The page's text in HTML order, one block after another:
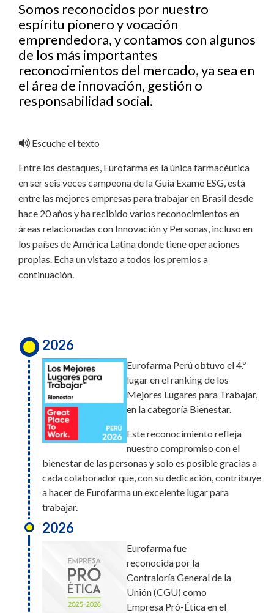
Somos reconocidos por nuestro
espíritu pionero y vocación
emprendedora, y contamos con algunos
de los más importantes
reconocimientos del mercado, ya sea en
el área de innovación, gestión o
responsabilidad social.
Escuche el texto
Entre los destaques, Eurofarma es la única farmacéutica
en ser seis veces campeona de la Guía Exame ESG, está
entre las mejores empresas para trabajar en Brasil desde
hace 20 años y ha recibido varios reconocimientos en
áreas relacionadas con Innovación y Personas, incluso en
los países de América Latina donde tiene operaciones
propias. Echa un vistazo a todos los premios a
continuación.
2026
Eurofarma Perú obtuvo el 4.º
lugar en el ranking de los
Mejores Lugares para Trabajar,
en la categoría Bienestar.
Este reconocimiento refleja
nuestro compromiso con el
bienestar de las personas y solo es posible gracias a
cada colaborador que, con su dedicación, contribuye
a hacer de Eurofarma un excelente lugar para
trabajar.
2026
Eurofarma fue
reconocida por la
Contraloría General de la
Unión (CGU) como
Empresa Pró-Ética en el